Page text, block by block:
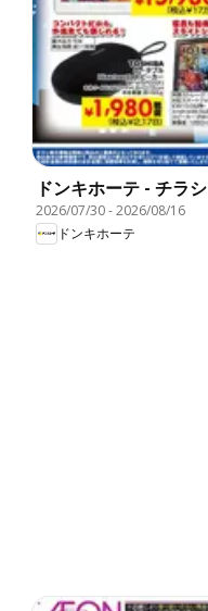
ドンキホーテ - チラシ
2026/07/30-2026/08/16
ドンキホーテ